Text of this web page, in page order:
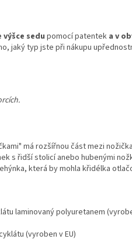
sedu pomocí patentek a v
jaký typ jste při nákupu
má rozšířnou část mezi
s řidší stolicí anebo hubenými
která by mohla křidélka
laminovaný polyuretanem
(vyroben v EU)